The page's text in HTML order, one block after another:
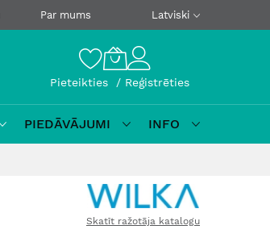
Par mums Latviski
Pieteikties Reģistrēties
PIEDĀVĀJUMI
INFO
Skatīt ražotāja katalogu